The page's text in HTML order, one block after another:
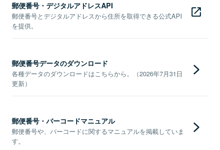
郵便番号・デジタルアドレスAPI
郵便番号とデジタルアドレスから住所を取得できる公式API
を提供。
郵便番号データのダウンロード
各種データのダウンロードはこちらから。（2026年7月31日
更新）
郵便番号・バーコードマニュアル
郵便番号や、バーコードに関するマニュアルを掲載していま
す。